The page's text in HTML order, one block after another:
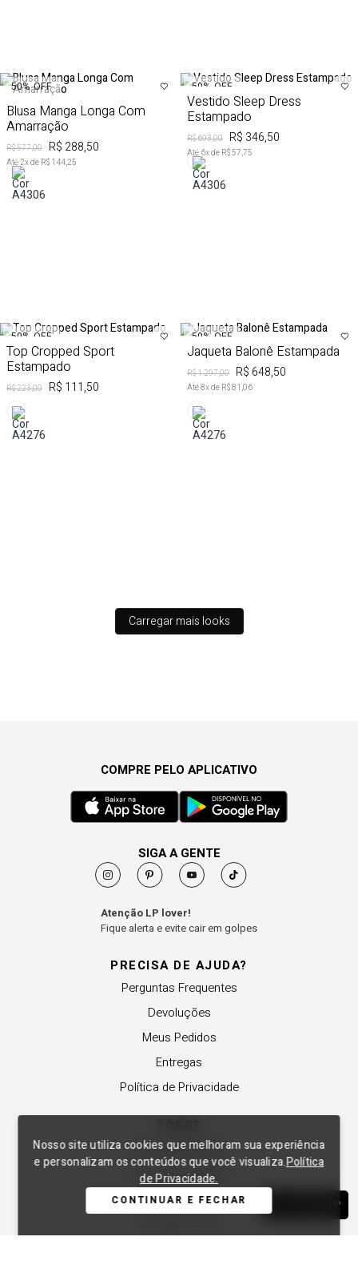
WHATSAPP
Nosso site utiliza cookies que melhoram sua experiência
e personalizam os conteúdos que você visualiza.Política
de Privacidade.
CONTINUAR E FECHAR
50% OFF
Blusa Manga Longa Com
Amarração
R$ 577,00 R$ 288,50
Até 2x de R$ 144,25
50% OFF
Vestido Sleep Dress
Estampado
R$ 693,00 R$ 346,50
Até 6x de R$ 57,75
50% OFF
Top Cropped Sport
Estampado
R$ 223,00 R$ 111,50
50% OFF
Jaqueta Balonê Estampada
R$ 1.297,00 R$ 648,50
Até8x de R$ 81,06
Carregar mais looks
PRECISA DE AJUDA?
Perguntas Frequentes
Devoluções
Meus Pedidos
Entregas
Política de Privacidade
A Lança Perfume
Revender a Marca
Trabalhe Conosco
COMPRE PELO APLICATIVO
SIGA A GENTE
Atenção LP lover!
Fique alerta e evite cair em golpes